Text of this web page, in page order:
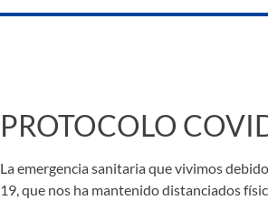
PROTOCOLO
La emergencia sanitaria que vivimos
19, que nos ha mantenido distanciados